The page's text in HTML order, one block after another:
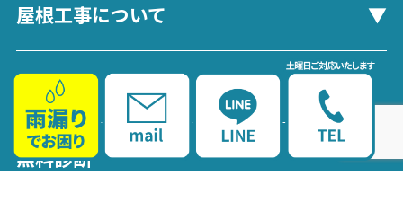
屋根工事について
会社案内
無料診断